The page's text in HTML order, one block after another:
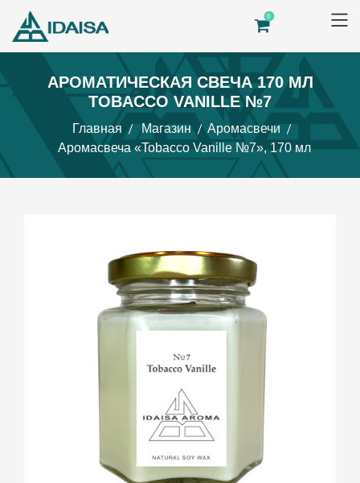
0
АРОМАТИЧЕСКАЯ СВЕЧА 170 МЛ
TOBACCO VANILLE №7
Главная Магазин
Аромасвечи
Аромасвеча «Tobacco Vanille №7», 170 мл